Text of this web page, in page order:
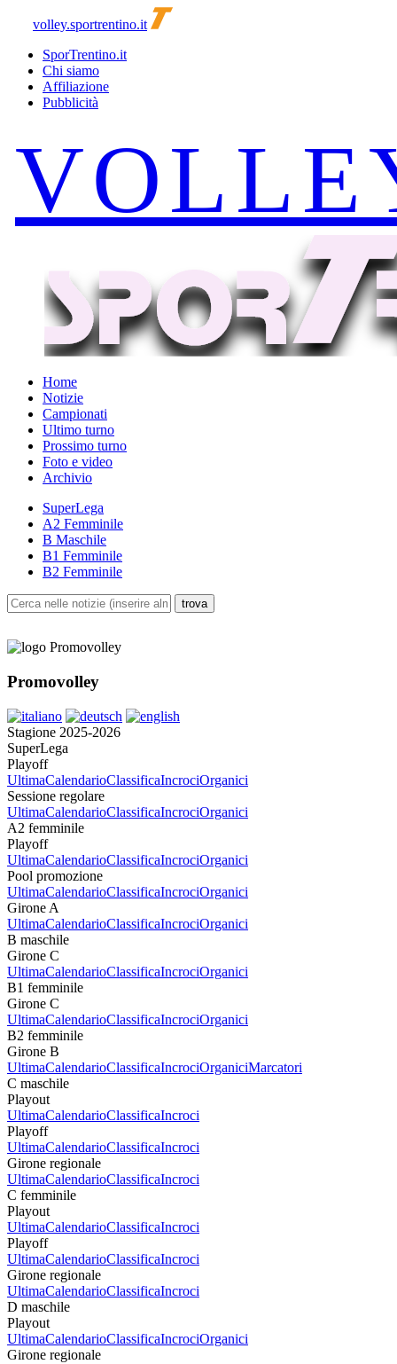
volley.sportrentino.it
SporTrentino.it
Chi siamo
Affiliazione
Pubblicità
Home
Notizie
Campionati
Ultimo turno
Prossimo turno
Foto e video
Archivio
SuperLega
A2 Femminile
B Maschile
B1 Femminile
B2 Femminile
Promovolley
Stagione 2025-2026
SuperLega
Playoff
UltimaCalendarioClassificaIncrociOrganici
Sessione regolare
UltimaCalendarioClassificaIncrociOrganici
A2 femminile
Playoff
UltimaCalendarioClassificaIncrociOrganici
Pool promozione
UltimaCalendarioClassificaIncrociOrganici
Girone A
UltimaCalendarioClassificaIncrociOrganici
B maschile
Girone C
UltimaCalendarioClassificaIncrociOrganici
B1 femminile
Girone C
UltimaCalendarioClassificaIncrociOrganici
B2 femminile
Girone B
UltimaCalendarioClassificaIncrociOrganiciMarcatori
C maschile
Playout
UltimaCalendarioClassificaIncroci
Playoff
UltimaCalendarioClassificaIncroci
Girone regionale
UltimaCalendarioClassificaIncroci
C femminile
Playout
UltimaCalendarioClassificaIncroci
Playoff
UltimaCalendarioClassificaIncroci
Girone regionale
UltimaCalendarioClassificaIncroci
D maschile
Playout
UltimaCalendarioClassificaIncrociOrganici
Girone regionale